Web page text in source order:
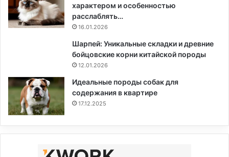
характером и особенностью
расслаблять…
16.01.2026
Шарпей: Уникальные складки и древние
бойцовские корни китайской породы
12.01.2026
Идеальные породы собак для
содержания в квартире
17.12.2025